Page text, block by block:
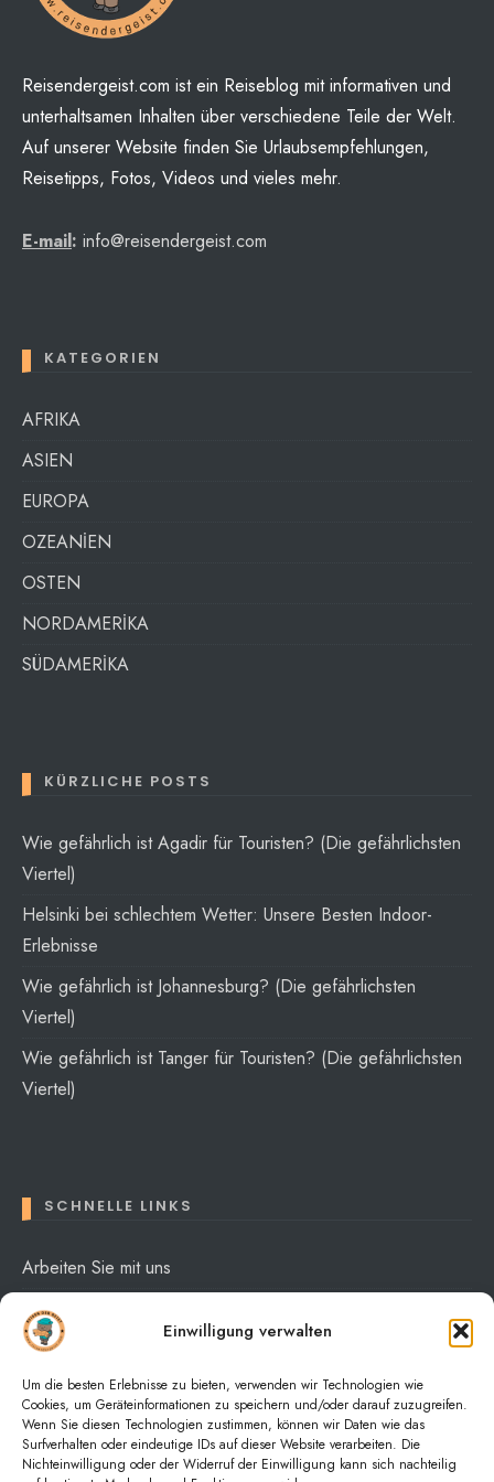
Einwilligung verwalten
Um die besten Erlebnisse zu bieten, verwenden wir Technologien wie
Cookies, um Geräteinformationen zu speichern und/oder darauf zuzugreifen.
Wenn Sie diesen Technologien zustimmen, können wir Daten wie das
Surfverhalten oder eindeutige IDs auf dieser Website verarbeiten. Die
Nichteinwilligung oder der Widerruf der Einwilligung kann sich nachteilig
Reisendergeist.com ist ein Reiseblog mit informativen und
unterhaltsamen Inhalten über verschiedene Teile der Welt.
Auf unserer Website finden Sie Urlaubsempfehlungen,
Reisetipps, Fotos, Videos und vieles mehr.
E-mail: info@reisendergeist.com
KATEGORIEN
AFRIKA
ASIEN
EUROPA
OZEANİEN
OSTEN
NORDAMERİKA
SÜDAMERİKA
KÜRZLICHE POSTS
Wie gefährlich ist Agadir für Touristen? (Die gefährlichsten
Viertel)
Helsinki bei schlechtem Wetter: Unsere Besten Indoor-
Erlebnisse
Wie gefährlich ist Johannesburg? (Die gefährlichsten
Viertel)
Wie gefährlich ist Tanger für Touristen? (Die gefährlichsten
Viertel)
SCHNELLE LINKS
Arbeiten Sie mit uns
Über mich
Datenschutzerklärung